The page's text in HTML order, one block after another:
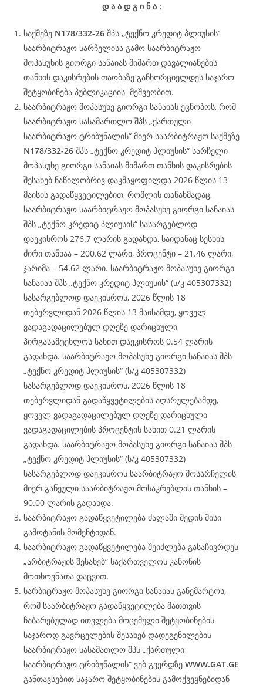
დ ა ა დ გ ი ნ ა :
საქმეზე N178/332-26 შპს ,,ტექნო კრედიტ პლიუსის’’
საარბიტრაჟო სარჩელისა გამო საარბიტრაჟო
მოპასუხის გიორგი სანაიას მიმართ დავალიანების
თანხის დაკისრების თაობაზე განხორციელდეს საჯარო
შეტყობინება პუბლიკაციის მეშვეობით.
საარბიტრაჟო მოპასუხე გიორგი სანაიას ეცნობოს, რომ
საარბიტრაჟო სასამართლო შპს „ქართული
საარბიტრაჟო ტრიბუნალის“ მიერ საარბიტრაჟო საქმეზე
N178/332-26 შპს „ტექნო კრედიტ პლიუსის“ სარჩელი
მოპასუხე გიორგი სანაიას მიმართ თანხის დაკისრების
შესახებ ნაწილობრივ დაკმაყოფილდა 2026 წლის 13
მაისის გადაწყვეტილებით, რომლის თანახმადაც,
საარბიტრაჟო საარბიტრაჟო მოპასუხე გიორგი სანაიას
შპს „ტექნო კრედიტ პლიუსის“ სასარგებლოდ
დაეკისროს 276.7 ლარის გადახდა, საიდანაც სესხის
ძირი თანხაა – 200.62 ლარი, პროცენტი – 21.46 ლარი,
ჯარიმა – 54.62 ლარი. საარბიტრაჟო მოპასუხე გიორგი
სანაიას შპს „ტექნო კრედიტ პლიუსის“ (ს/კ 405307332)
სასარგებლოდ დაეკისროს, 2026 წლის 18
თებერვლიდან 2026 წლის 13 მაისამდე, ყოველ
ვადაგადაცილებულ დღეზე დარიცხული
პირგასამტეხლოს სახით დაეკისროს 0.54 ლარის
გადახდა. საარბიტრაჟო მოპასუხე გიორგი სანაიას შპს
„ტექნო კრედიტ პლიუსის“ (ს/კ 405307332)
სასარგებლოდ დაეკისროს, 2026 წლის 18
თებერვლიდან გადაწყვეტილების აღსრულებამდე,
ყოველ ვადაგადაცილებულ დღეზე დარიცხული
ვადაგადაცილების პროცენტის სახით 0.21 ლარის
გადახდა. საარბიტრაჟო მოპასუხე გიორგი სანაიას შპს
„ტექნო კრედიტ პლიუსის“ (ს/კ 405307332)
სასარგებლოდ დაეკისროს საარბიტრაჟო მოსარჩელის
მიერ გაწეული საარბიტრაჟო მოსაკრებლის თანხის –
90.00 ლარის გადახდა.
საარბიტრაჟო გადაწყვეტილება ძალაში შედის მისი
გამოტანის მომენტიდან.
საარბიტრაჟო გადაწყვეტილება შეიძლება გასაჩივრდეს
„არბიტრაჟის შესახებ“ საქართველოს კანონის
მოთხოვნათა დაცვით.
სარბიტრაჟო მოპასუხე გიორგი სანაიას განემარტოს,
რომ საარბიტრაჟო გადაწყვეტილება მათთვის
ჩაბარებულად ითვლება მოცემული შეტყობინების
საჯაროდ გავრცელების შესახებ დადეგენილების
საარბიტრაჟო სასამათლო შპს „ქართული
საარბიტრაჟო ტრიბუნალის“ ვებ გვერდზე WWW.GAT.GE
განთავსებით საჯარო შეტყობინების გამოქვეყნებიდან